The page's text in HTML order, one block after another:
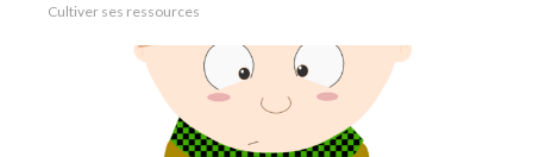
Cultiver ses ressources